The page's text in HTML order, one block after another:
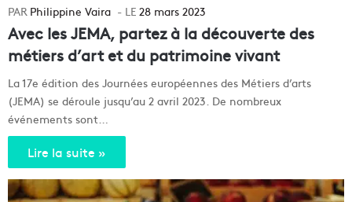
Philippine Vaira 28 mars 2023
Avec les JEMA, partez à la découverte des
métiers d’art et du patrimoine vivant
La 17e édition des Journées européennes des Métiers d’arts
(JEMA) se déroule jusqu’au 2 avril 2023. De nombreux
événements sont…
Lire la suite »